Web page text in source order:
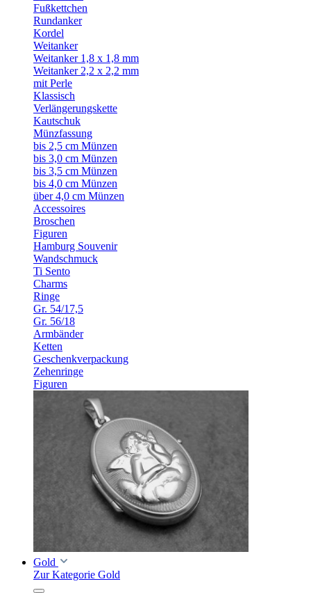
Fußkettchen
Rundanker
Kordel
Weitanker
Weitanker 1,8 x 1,8 mm
Weitanker 2,2 x 2,2 mm
mit Perle
Klassisch
Verlängerungskette
Kautschuk
Münzfassung
bis 2,5 cm Münzen
bis 3,0 cm Münzen
bis 3,5 cm Münzen
bis 4,0 cm Münzen
über 4,0 cm Münzen
Accessoires
Broschen
Figuren
Hamburg Souvenir
Wandschmuck
Ti Sento
Charms
Ringe
Gr. 54/17,5
Gr. 56/18
Armbänder
Ketten
Geschenkverpackung
Zehenringe
Figuren
Gold
Zur Kategorie Gold